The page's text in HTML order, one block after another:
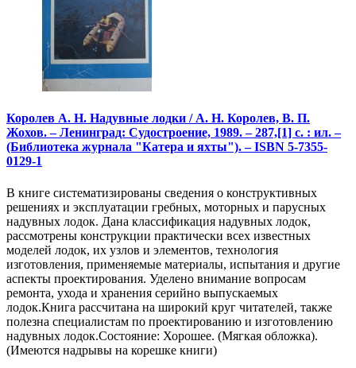
Королев А. Н. Надувные лодки / А. Н. Королев, В. П.
Жохов. – Ленинград: Судостроение, 1989. – 287,[1] с. : ил. –
(Библиотека журнала "Катера и яхты"). – ISBN 5-7355-
0129-1
В книге систематизированы сведения о конструктивных
решениях и эксплуатации гребных, моторных и парусных
надувных лодок. Дана классификация надувных лодок,
рассмотрены конструкции практически всех известных
моделей лодок, их узлов и элементов, технология
изготовления, применяемые материалы, испытания и другие
аспекты проектирования. Уделено внимание вопросам
ремонта, ухода и хранения серийно выпускаемых
лодок.Книга рассчитана на широкий круг читателей, также
полезна специалистам по проектированию и изготовлению
надувных лодок.Состояние: Хорошее. (Мягкая обложка).
(Имеются надрывы на корешке книги)